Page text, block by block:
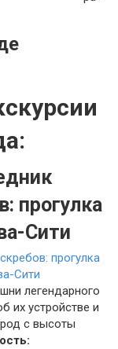
прогулка
Сити
легендарного
их устройстве и
с высоты